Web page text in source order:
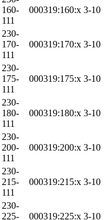
160-
111
000319:160:x 3-10
230-
170-
111
000319:170:x 3-10
230-
175-
111
000319:175:x 3-10
230-
180-
111
000319:180:x 3-10
230-
200-
111
000319:200:x 3-10
230-
215-
111
000319:215:x 3-10
230-
225-
000319:225:x 3-10